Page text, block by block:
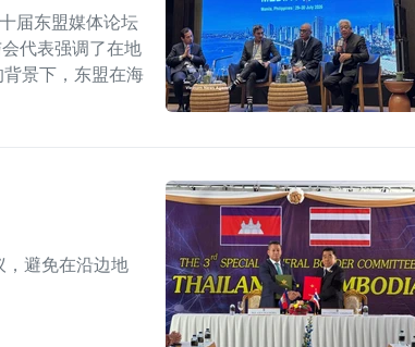
届东盟媒体论坛
代表强调了在地
景下，东盟在海
，避免在沿边地